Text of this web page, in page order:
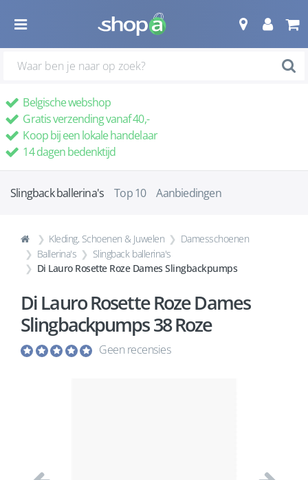
Belgische webshop
Gratis verzending vanaf 40,-
Koop bij een lokale handelaar
14 dagen bedenktijd
Slingback ballerina's Top 10 Aanbiedingen
Kleding, Schoenen & Juwelen
Damesschoenen
Ballerina's
Slingback ballerina's
Di Lauro Rosette Roze Dames Slingbackpumps
Di Lauro Rosette Roze Dames
Slingbackpumps 38 Roze
Geen recensies